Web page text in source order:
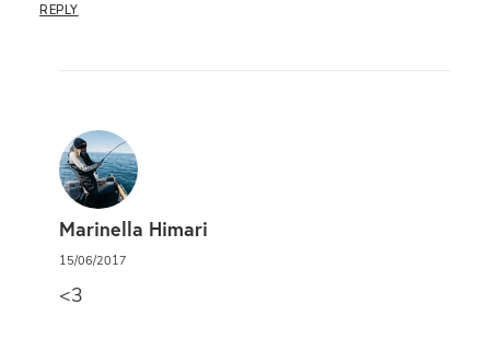
REPLY
Marinella Himari
15/06/2017
<3